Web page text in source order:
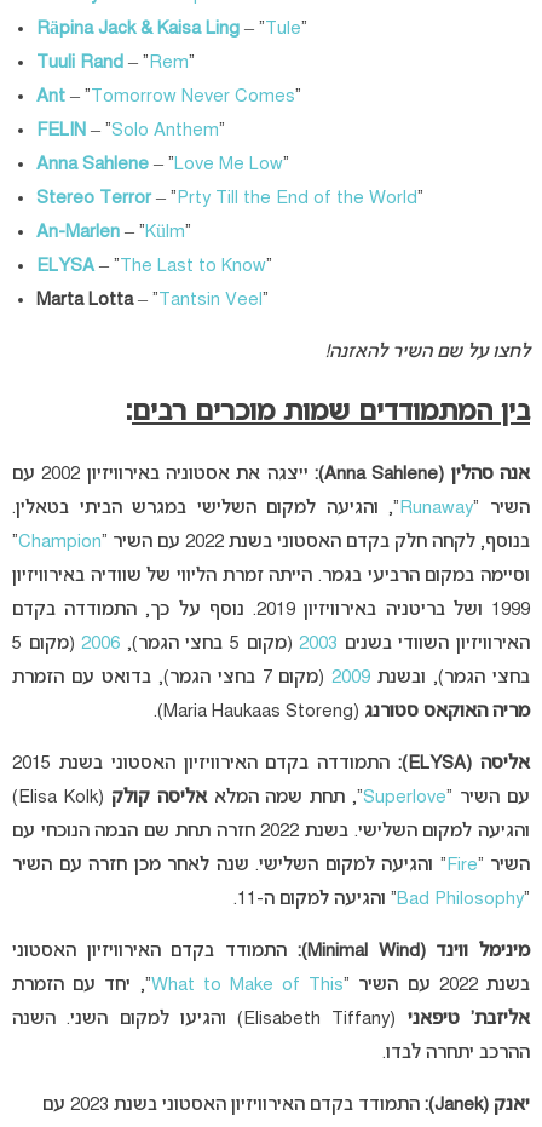
Räpina Jack & Kaisa Ling – “ Tule“
Tuuli Rand – “ Rem“
Ant – “ Tomorrow Never Comes“
FELIN – “Solo Anthem“
Anna Sahlene – “Love Me Low“
Stereo Terror – “ Prty Till the End of the World“
An-Marlen – “Külm“
ELYSA– “ The Last to Know“
Marta Lotta– “ Tantsin Veel “
לחצו על שם השיר להאזנה!
בין המתמודדים שמות מוכרים רבים:
אנה סהלין (Anna Sahlene):
ייצגה את אסטוניה באירוויזיון 2002 עם
השיר “Runaway “, והגיעה למקום השלישי במגרש הביתי בטאלין.
בנוסף, לקחה חלק בקדם האסטוני בשנת 2022 עם השיר “
Champion
”
וסיימה במקום הרביעי בגמר. הייתה זמרת הליווי של שוודיה באירוויזיון
1999 ושל בריטניה באירוויזיון 2019. נוסף על כך, התמודדה בקדם
האירוויזיון השוודי בשנים 2003(מקום 5 בחצי הגמר), 2006
(מקום 5
בחצי הגמר), ובשנת 2009(מקום 7 בחצי הגמר), בדואט עם הזמרת
מריה האוקאס סטורנג (Maria Haukaas Storeng).
אליסה (ELYSA):
התמודדה בקדם האירוויזיון האסטוני בשנת 2015
עם השיר “Superlove“, תחת שמה המלאאליסה קולק
(Elisa Kolk)
והגיעה למקום השלישי. בשנת 2022 חזרה תחת שם הבמה הנוכחי עם
השיר “Fire ” והגיעה למקום השלישי. שנה לאחר מכן חזרה עם השיר
“
Bad Philosophy” והגיעה למקום ה-11.
מינימל ווינד (Minimal Wind):
התמודד בקדם האירוויזיון האסטוני
בשנת 2022 עם השיר “
What to Make of This“, יחד עם הזמרת
אליזבת’ טיפאני
(Elisabeth Tiffany) והגיעו למקום השני. השנה
ההרכב יתחרה לבדו.
יאנק (Janek):
התמודד בקדם האירוויזיון האסטוני בשנת 2023 עם